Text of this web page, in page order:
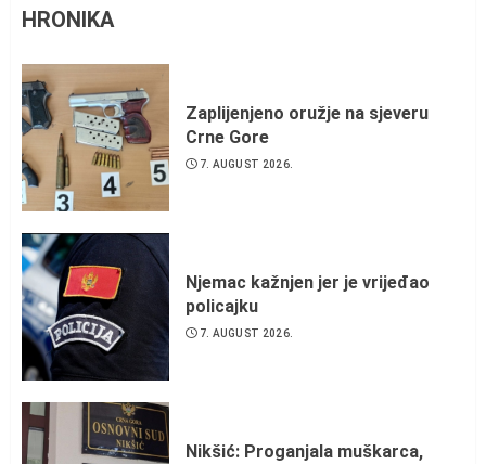
HRONIKA
Zaplijenjeno oružje na sjeveru
Crne Gore
7. AUGUST 2026.
Njemac kažnjen jer je vrijeđao
policajku
7. AUGUST 2026.
Nikšić: Proganjala muškarca,